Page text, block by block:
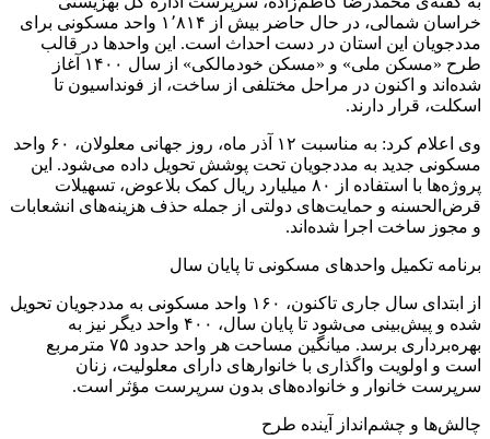
خراسان شمالی، در حال حاضر بیش از ۱٬۸۱۴ واحد مسکونی برای
مددجویان این استان در دست احداث است. این واحدها در قالب
طرح «مسکن ملی» و «مسکن خودمالکی» از سال ۱۴۰۰ آغاز
شده‌اند و اکنون در مراحل مختلفی از ساخت، از فونداسیون تا
اسکلت، قرار دارند.
وی اعلام کرد: به مناسبت ۱۲ آذر ماه، روز جهانی معلولان، ۶۰ واحد
مسکونی جدید به مددجویان تحت پوشش تحویل داده می‌شود. این
پروژه‌ها با استفاده از ۸۰ میلیارد ریال کمک بلاعوض، تسهیلات
قرض‌الحسنه و حمایت‌های دولتی از جمله حذف هزینه‌های انشعابات
و مجوز ساخت اجرا شده‌اند.
برنامه تکمیل واحدهای مسکونی تا پایان سال
از ابتدای سال جاری تاکنون، ۱۶۰ واحد مسکونی به مددجویان تحویل
شده و پیش‌بینی می‌شود تا پایان سال، ۴۰۰ واحد دیگر نیز به
بهره‌برداری برسد. میانگین مساحت هر واحد حدود ۷۵ مترمربع
است و اولویت واگذاری با خانوارهای دارای معلولیت، زنان
سرپرست خانوار و خانواده‌های بدون سرپرست مؤثر است.
چالش‌ها و چشم‌انداز آینده طرح